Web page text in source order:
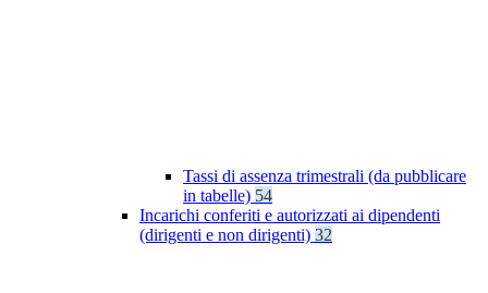
Tassi di assenza trimestrali (da pubblicare
in tabelle) 54
Incarichi conferiti e autorizzati ai dipendenti
(dirigenti e non dirigenti) 32